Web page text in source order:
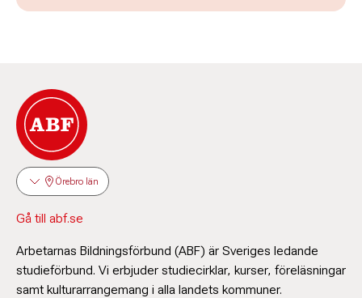
Örebro län
Gå till abf.se
Arbetarnas Bildningsförbund (ABF) är Sveriges ledande
studieförbund. Vi erbjuder studiecirklar, kurser, föreläsningar
samt kulturarrangemang i alla landets kommuner.